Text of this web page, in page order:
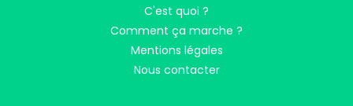
C'est quoi ?
Comment ça marche ?
Mentions légales
Nous contacter